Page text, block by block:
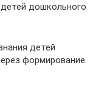
дошкольного
детей
формирование